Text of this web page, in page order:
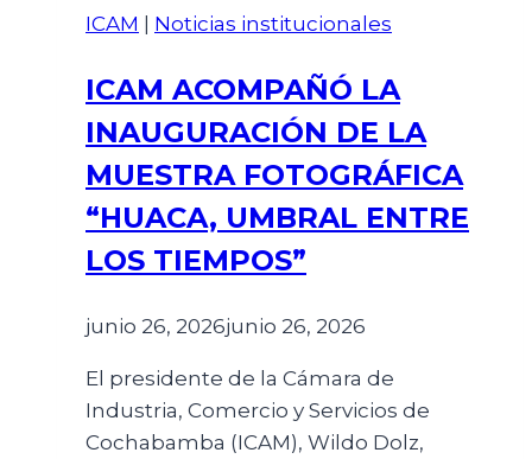
ICAM Noticias institucionales
ICAM ACOMPAÑÓ LA
INAUGURACIÓN DE LA
MUESTRA FOTOGRÁFICA
“HUACA, UMBRAL ENTRE
LOS TIEMPOS”
junio 26, 2026junio 26, 2026
El presidente de la Cámara de
Industria, Comercio y Servicios de
Cochabamba (ICAM), Wildo Dolz,